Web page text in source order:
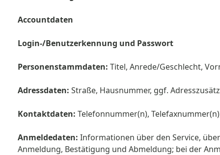
Accountdaten
Login-/Benutzerkennung und Passwort
Personenstammdaten: Titel, Anrede/Geschlecht,
Adressdaten: Straße, Hausnummer, ggf.
Kontaktdaten: Telefonnummer(n),
Anmeldedaten: Informationen über den Service,
Anmeldung, Bestätigung und Abmeldung; bei der